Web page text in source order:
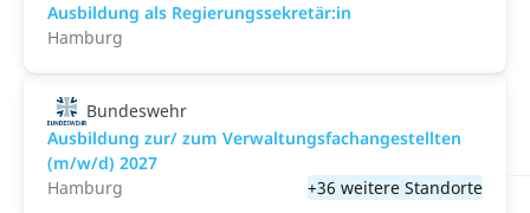
Ausbildung als Regierungssekretär:in
Hamburg
Bundeswehr
Ausbildung zur/ zum Verwaltungsfachangestellten
(m/w/d) 2027
Hamburg
+36 weitere Standorte